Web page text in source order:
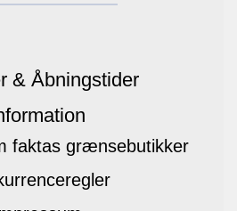
& Åbningstider
faktas grænsebutikker